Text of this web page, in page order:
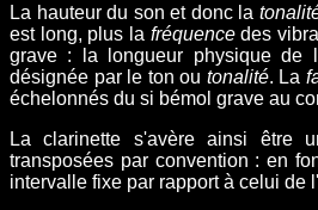
La hauteur du son et donc la
est long, plus la fréquencedes
grave : la longueur physique de
désignée par le ton ou tonalité. La
échelonnés du si bémol grave au
La clarinette s'avère ainsi être
transposées par convention : en
intervalle fixe par rapport à celui de